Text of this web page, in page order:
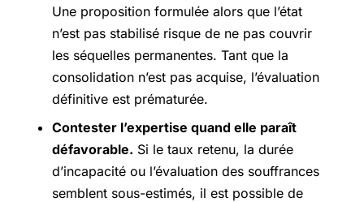
Une proposition formulée alors que l’état
n’est pas stabilisé risque de ne pas couvrir
les séquelles permanentes. Tant que la
consolidation n’est pas acquise, l’évaluation
définitive est prématurée.
Contester l’expertise quand elle paraît
défavorable. Si le taux retenu, la durée
d’incapacité ou l’évaluation des souffrances
semblent sous-estimés, il est possible de